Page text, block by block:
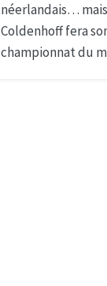
néerlandais…
Coldenhoff fera
championnat du